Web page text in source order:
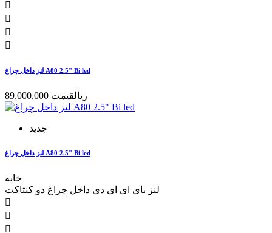




لنز داخل چراغ A80 2.5" Bi led
89,000,000 ریالقیمت
جدید
لنز داخل چراغ A80 2.5" Bi led
خانه
لنز بای ای ای دی داخل چراغ دو کنتاکت


